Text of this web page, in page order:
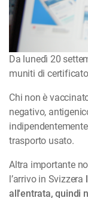
Da lunedì 20
muniti di
Chi non è
negativo,
trasporto usato.
Altra importante
l’arrivo in Svizzera
all'entrata, quindi